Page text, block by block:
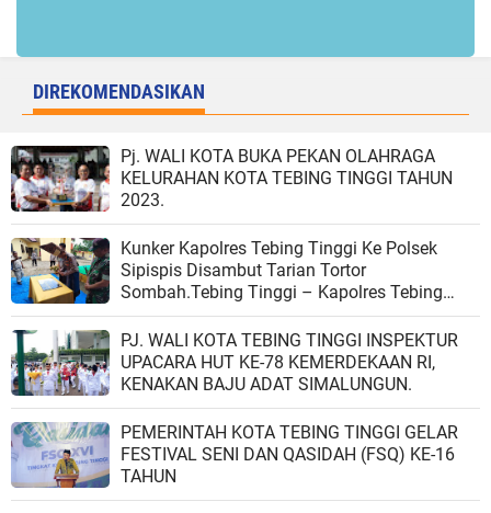
DIREKOMENDASIKAN
Pj. WALI KOTA BUKA PEKAN OLAHRAGA
KELURAHAN KOTA TEBING TINGGI TAHUN
2023.
Kunker Kapolres Tebing Tinggi Ke Polsek
Sipispis Disambut Tarian Tortor
Sombah.Tebing Tinggi – Kapolres Tebing
Tinggi AKBP Andreas Luhut Jaya
Tampubolon, S.I.K, M.K.P., bersama Ketua
Bhayangkari cabang Tebing Tinggi bersama
rombongan melakukan kunjungan kerja
(18/08/2023), pukul 09.30 WIB.Kedatangan
orang nomor satu di Polres Tebing Tinggi ini
disambut hangat oleh Kapolsek Sipispis AKP
PJ. WALI KOTA TEBING TINGGI INSPEKTUR
UPACARA HUT KE-78 KEMERDEKAAN RI,
KENAKAN BAJU ADAT SIMALUNGUN.
PEMERINTAH KOTA TEBING TINGGI GELAR
FESTIVAL SENI DAN QASIDAH (FSQ) KE-16
TAHUN